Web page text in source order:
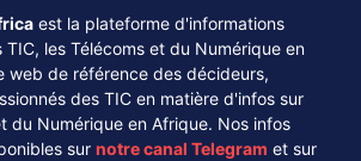
est la plateforme d'informations
les Télécoms et du Numérique en
web de référence des décideurs,
des TIC en matière d'infos sur
du Numérique en Afrique. Nos infos
sur notre canal Telegram et sur